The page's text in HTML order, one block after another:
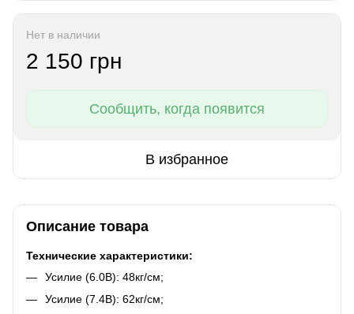
Нет в наличии
2 150 грн
Сообщить, когда появится
В избранное
Описание товара
Технические характеристики:
Усилие (6.0В): 48кг/см;
Усилие (7.4В): 62кг/см;